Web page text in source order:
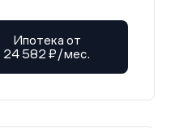
(корп. 8-10)
(корп. 8-10)
(корп. 8-10)
(корп. 8-10)
(корп. 8-10)
(корп. 8-10)
(корп. 8-10)
Ипотека от
24 582 ₽/мес.